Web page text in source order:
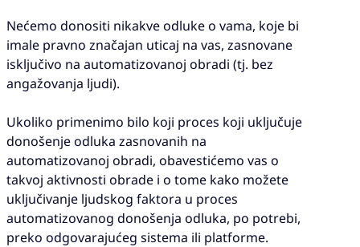
Nećemo donositi nikakve odluke o vama, koje bi
imale pravno značajan uticaj na vas, zasnovane
isključivo na automatizovanoj obradi (tj. bez
angažovanja ljudi).
Ukoliko primenimo bilo koji proces koji uključuje
donošenje odluka zasnovanih na
automatizovanoj obradi, obavestićemo vas o
takvoj aktivnosti obrade i o tome kako možete
uključivanje ljudskog faktora u proces
automatizovanog donošenja odluka, po potrebi,
preko odgovarajućeg sistema ili platforme.